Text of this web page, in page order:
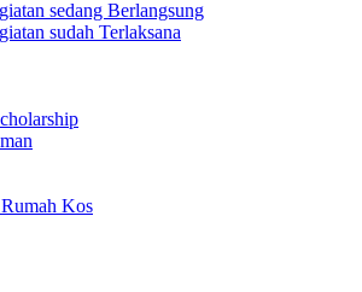
sedang Berlangsung
sudah Terlaksana
Kos